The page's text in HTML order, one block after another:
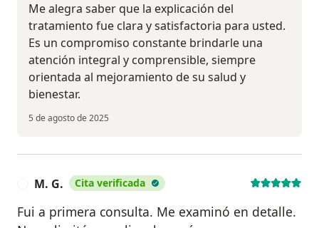
Me alegra saber que la explicación del
tratamiento fue clara y satisfactoria para usted.
Es un compromiso constante brindarle una
atención integral y comprensible, siempre
orientada al mejoramiento de su salud y
bienestar.
5 de agosto de 2025
M. G. Cita verificada
Fui a primera consulta. Me examinó en detalle.